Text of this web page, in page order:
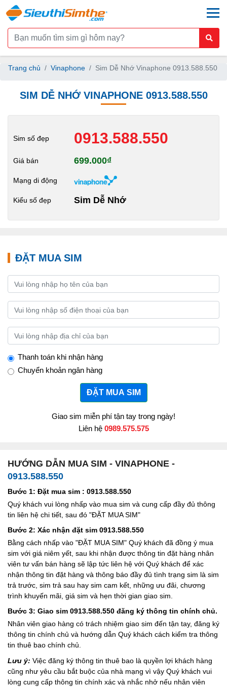
Trang chủ Vinaphone Sim Dễ Nhớ Vinaphone 0913.588.550
SIM DỄ NHỚ VINAPHONE 0913.588.550
Sim số đẹp 0913.588.550
Giá bán 699.000₫
Mạng di động
Kiểu số đẹp Sim Dễ Nhớ
ĐẶT MUA SIM
Thanh toán khi nhận hàng
Chuyển khoản ngân hàng
ĐẶT MUA SIM
Giao sim miễn phí tận tay trong ngày!
Liên hệ 0989.575.575
HƯỚNG DẪN MUA SIM - VINAPHONE -
0913.588.550
Bước 1: Đặt mua sim : 0913.588.550
Quý khách vui lòng nhấp vào mua sim và cung cấp đầy đủ thông
tin liên hệ chi tiết, sau đó "ĐẶT MUA SIM"
Bước 2: Xác nhận đặt sim 0913.588.550
Bằng cách nhấp vào "ĐẶT MUA SIM" Quý khách đã đồng ý mua
sim với giá niêm yết, sau khi nhận được thông tin đặt hàng nhân
viên tư vấn bán hàng sẽ lập tức liên hệ với Quý khách để xác
nhận thông tin đặt hàng và thông báo đầy đủ tình trạng sim là sim
trả trước, sim trả sau hay sim cam kết, những ưu đãi, chương
trình khuyến mãi, giá sim và hẹn thời gian giao sim.
Bước 3: Giao sim 0913.588.550 đăng ký thông tin chính chủ.
Nhân viên giao hàng có trách nhiệm giao sim đến tận tay, đăng ký
thông tin chính chủ và hướng dẫn Quý khách cách kiểm tra thông
tin thuê bao chính chủ.
Lưu ý: Việc đăng ký thông tin thuê bao là quyền lợi khách hàng
cũng như yêu cầu bắt buộc của nhà mạng vì vậy Quý khách vui
lòng cung cấp thông tin chính xác và nhắc nhở nếu nhân viên